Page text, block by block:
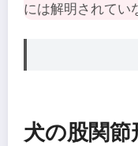
には解明されてい
犬の股関